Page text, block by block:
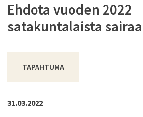
Ehdota vuoden 2022
satakuntalaista
TAPAHTUMA
31.03.2022